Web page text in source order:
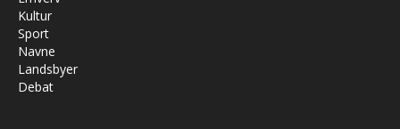
Kultur
Sport
Navne
Landsbyer
Debat